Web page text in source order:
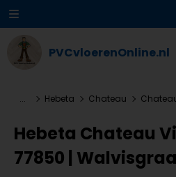
PVCvloerenOnline.nl
... Hebeta Chateau
Hebeta Chateau
77850 |